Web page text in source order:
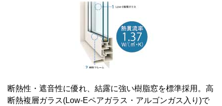
断熱性・遮音性に優れ、結露に強い樹脂窓を標準採用。高
断熱複層ガラス(Low-Eペアガラス・アルゴンガス入り)で